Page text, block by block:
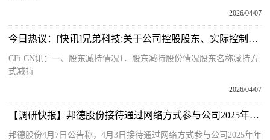
2026/04/07
今日热议：[快讯]兄弟科技:关于公司控股股东、实际控制人提前终止股份减持计划暨减持股份结果
CFi CN讯：一、股东减持情况1．股东减持股份情况股东名称减持方
式减持
2026/04/07
【调研快报】邦德股份接待通过网络方式参与公司2025年年度报告业绩说明会的投资者等1家机构调研
邦德股份4月7日公告称，4月3日接待通过网络方式参与公司2025年年